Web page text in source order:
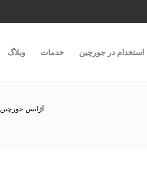
استخدام در جورچین خدمات وبلاگ
آژانس جورچین